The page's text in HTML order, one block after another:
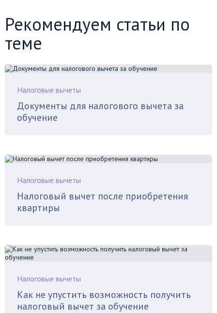
Рекомендуем статьи по
теме
Налоговые вычеты
Документы для налогового вычета за
обучение
Налоговые вычеты
Налоговый вычет после приобретения
квартиры
Налоговые вычеты
Как не упустить возможность получить
налоговый вычет за обучение